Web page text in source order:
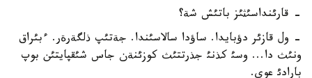
- قارئنداسئثئز باتئش شة؟
- ول قازئر دؤبايدا. ساؤدا سالاسئندا. جةتئپ ذلگةرةر. ءبئراق
ونئث دا... وسئ كذنئ جذرتتئث كوزئنةن جاس شئقپايتئن بوپ
بارادئ عوي.